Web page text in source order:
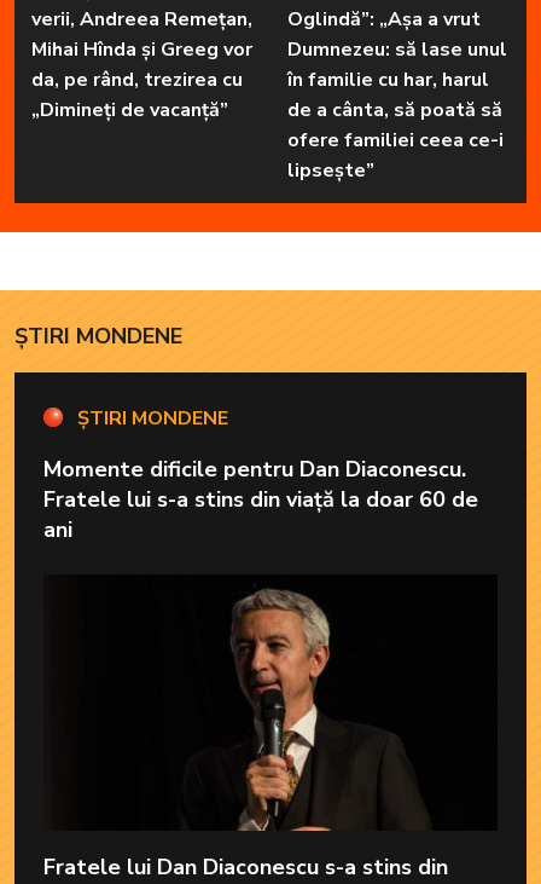
verii, Andreea Remețan,
Mihai Hînda și Greeg vor
da, pe rând, trezirea cu
„Dimineți de vacanță”
Oglindă”: „Așa a vrut
Dumnezeu: să lase unul
în familie cu har, harul
de a cânta, să poată să
ofere familiei ceea ce-i
lipsește”
ȘTIRI MONDENE
ȘTIRI MONDENE
Momente dificile pentru Dan Diaconescu.
Fratele lui s-a stins din viață la doar 60 de
ani
Fratele lui Dan Diaconescu s-a stins din